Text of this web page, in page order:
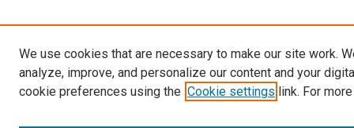
We use cookies that are necessary to make our site work.
analyze, improve, and personalize our content and your
cookie preferences using the Cookie settings link. For